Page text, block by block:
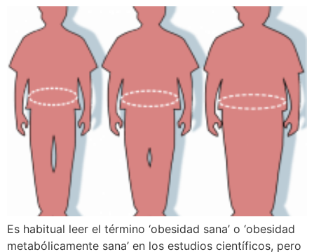
Es habitual leer el término ‘obesidad sana’ o ‘obesidad
metabólicamente sana’ en los estudios científicos, pero